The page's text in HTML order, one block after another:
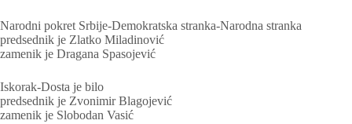
Narodni pokret Srbije-Demokratska stranka-Narodna stranka
predsednik je Zlatko Miladinović
zamenik je Dragana Spasojević
Iskorak-Dosta je bilo
predsednik je Zvonimir Blagojević
zamenik je Slobodan Vasić